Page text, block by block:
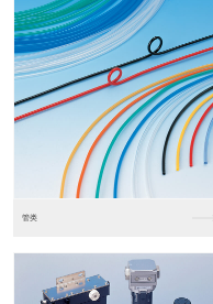
进口松下PLC2